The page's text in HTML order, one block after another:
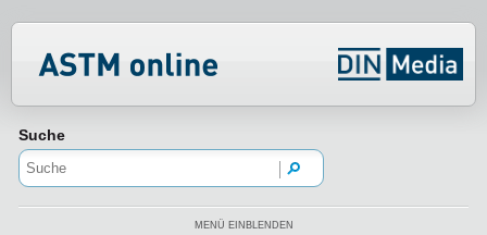
Suche
MENÜ EINBLENDEN